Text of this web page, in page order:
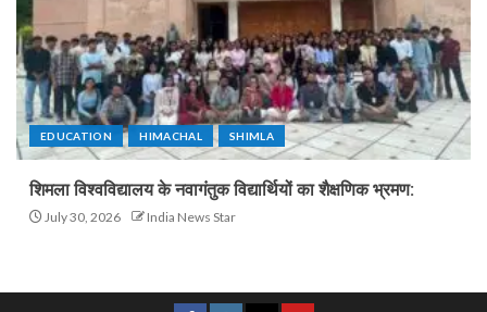
EDUCATION HIMACHAL SHIMLA
शिमला विश्वविद्यालय के नवागंतुक विद्यार्थियों का शैक्षणिक भ्रमण:
July 30, 2026 India News Star